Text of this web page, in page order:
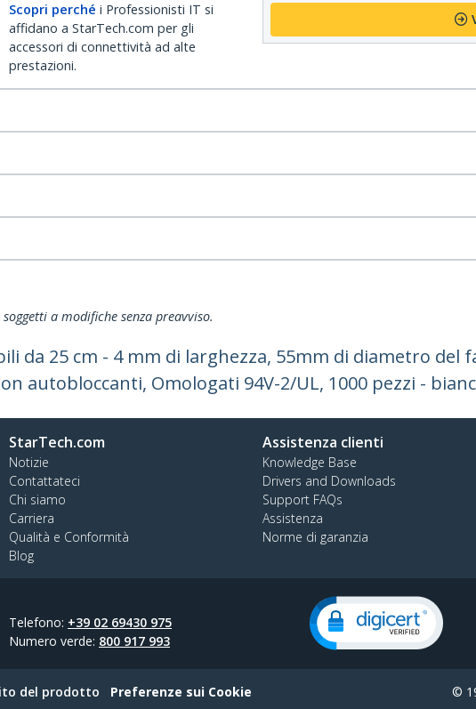
Scopri perché i Professionisti IT si
affidano a StarTech.com per gli
accessori di connettività ad alte
prestazioni.
a modifiche senza preavviso.
da 25 cm - 4 mm di larghezza, 55mm di diametro del
autobloccanti, Omologati 94V-2/UL, 1000 pezzi -
StarTech.com
Notizie
Contattateci
Chi siamo
Carriera
Qualità e Conformità
Blog
Assistenza clienti
Knowledge Base
Drivers and Downloads
Support FAQs
Assistenza
Norme di garanzia
Telefono: +39 02 69430 975
Numero verde: 800 917 993
del prodotto Preferenze sui Cookie ©